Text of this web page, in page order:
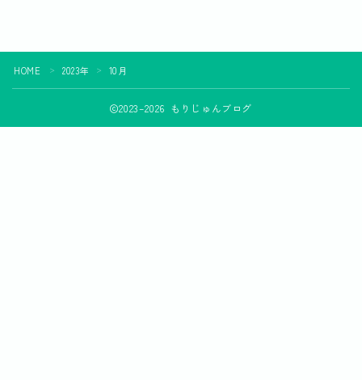
プライバシーポリシー
利用規約／特定商取引法に基づく表記
始め方
有料記事の決済完了ページ
HOME ＞ 2023年 ＞ 10月
2023–2026 もりじゅんブログ